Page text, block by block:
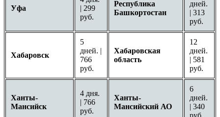
Уфа
| 299
руб.
Республика
Башкортостан
дней.
| 313
руб.
Хабаровск
5
дней. |
766
руб.
Хабаровская
область
12
дней.
| 581
руб.
Ханты-
Мансийск
4 дня.
| 766
руб.
Ханты-
Мансийский АО
6
дней.
| 340
руб.